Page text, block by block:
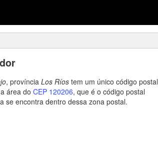
, província Los Ríos tem um único código postal
área do CEP 120206, que é o código postal
se encontra dentro dessa zona postal.